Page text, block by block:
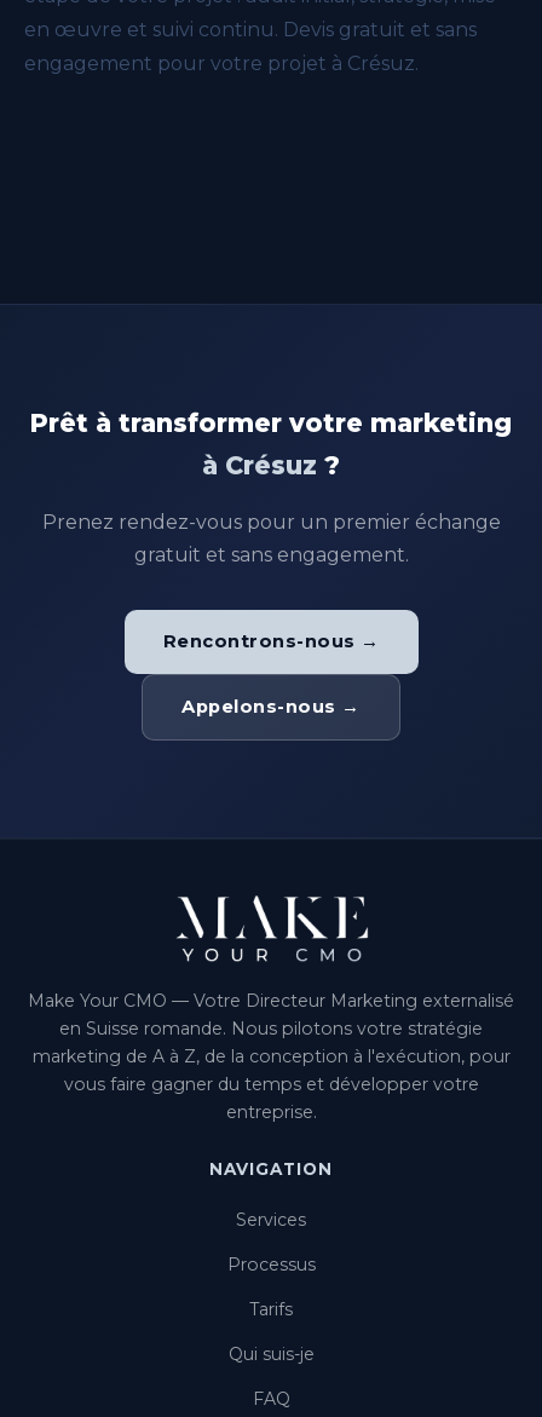
en œuvre et suivi continu. Devis gratuit et sans
engagement pour votre projet à Crésuz.
Prêt à transformer votre marketing
à Crésuz ?
Prenez rendez-vous pour un premier échange
gratuit et sans engagement.
Rencontrons-nous →
Appelons-nous →
Make Your CMO — Votre Directeur Marketing externalisé
en Suisse romande. Nous pilotons votre stratégie
marketing de A à Z, de la conception à l'exécution, pour
vous faire gagner du temps et développer votre
entreprise.
NAVIGATION
Services
Processus
Tarifs
Qui suis-je
FAQ